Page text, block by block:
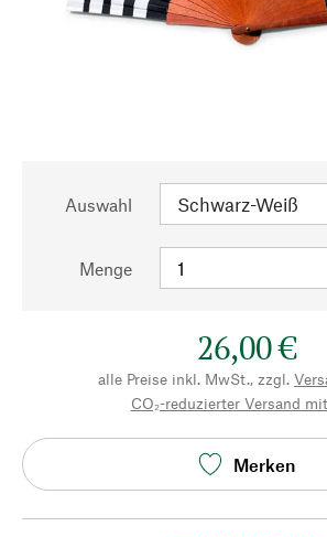
Auswahl
Menge
26,00 €
alle Preise inkl. MwSt., zzgl.
CO₂-reduzierter Versand
Merken